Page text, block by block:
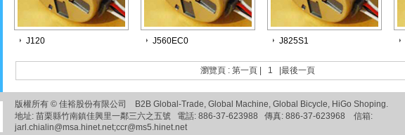
J120 J560EC0 J825S1
瀏覽頁 : 第一頁 1 最後一頁
版權所有 © 佳裕股份有限公司 B2B Global-Trade, Global Machine, Global Bicycle, HiGo Shoping.
地址: 苗栗縣竹南鎮佳興里一鄰三六之五號 電話: 886-37-623988 傳真: 886-37-623968 信箱:
jarl.chialin@msa.hinet.net;ccr@ms5.hinet.net